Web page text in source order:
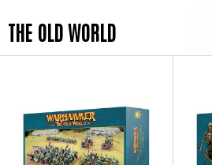
THE OLD WORLD